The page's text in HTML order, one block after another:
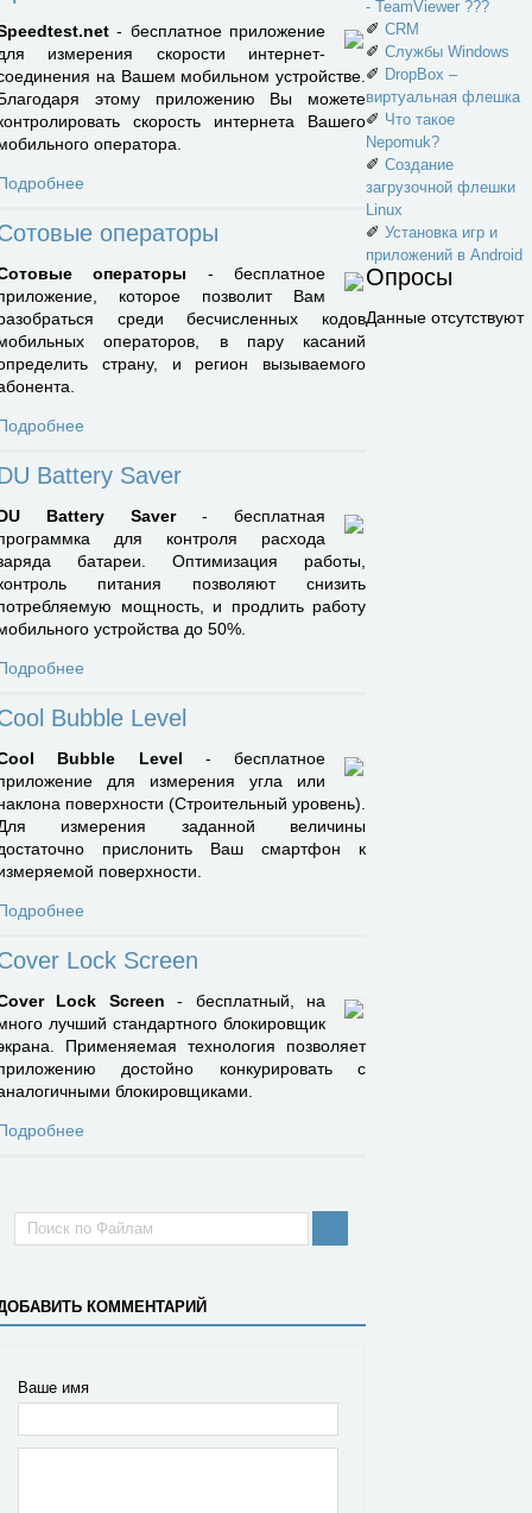
- бесплатное приложение
измерения скорости интернет-
на Вашем мобильном устройстве.
этому приложению Вы можете
скорость интернета Вашего
оператора.
операторы
операторы - бесплатное
которое позволит Вам
среди бесчисленных кодов
операторов, в пару касаний
страну, и регион вызываемого
Battery Saver
Battery Saver- бесплатная
для контроля расхода
батареи. Оптимизация работы,
питания позволяют снизить
мощность, и продлить работу
устройства до 50%.
Bubble Level
Bubble Level - бесплатное
для измерения угла или
поверхности (Строительный уровень).
измерения заданной величины
прислонить Ваш смартфон к
поверхности.
Lock Screen
Lock Screen - бесплатный, на
лучший стандартного блокировщик
Применяемая технология позволяет
достойно конкурировать с
блокировщиками.
КОММЕНТАРИЙ
Ваше имя
- TeamViewer ???
✐ CRM
✐ Службы Windows
✐ DropBox –
виртуальная флешка
✐ Что такое
Nepomuk?
✐ Создание
загрузочной флешки
Linux
✐ Установка игр и
приложений в Android
Опросы
Данные отсутствуют